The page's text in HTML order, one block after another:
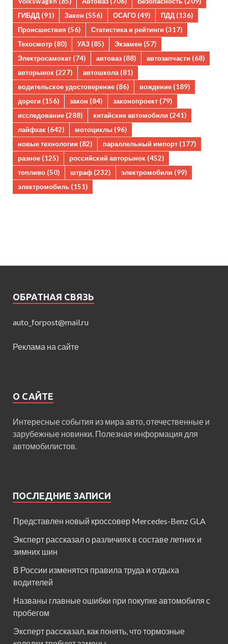
ГИБДД (91) Закон (556) ОСАГО (49) ПДД (136)
Происшествия (56) Статистика и рейтинги (317)
Техосмотр (80) УАЗ (85) Экзамен (57)
Электросамокат (74) автоваз (88) автозапчасти (68)
авторынок (227) автошкола(81)
водительское удостоверение (86) вождение (189)
дороги (156) закон (84) законопроект (79)
исследование (288) китайские автомобили (241)
лайфхак (642) мотоциклы (96)
новые технологии (82) параллельный импорт (177)
разное (125) российский авторынок (452)
топливо (50) штраф (232) электромобили (99)
электромобиль (151)
ОБРАТНАЯ СВЯЗЬ
auto_forpost@mail.ru
Реклама на сайте
О САЙТЕ
Интересные события из мира авто, отечественные и
зарубежные новинки. Полезная информация для
автомобилистов.
ПОСЛЕДНИЕ ЗАПИСИ
Представлен новый кроссовер Mercedes-Benz GLA
Эксперт рассказал о различиях в составе летних и
зимних шин
В России изменятся правила труда и отдыха
водителей
Названы главные ошибки при покупке автомобиля с
пробегом
Эксперт рассказал, как понять, что тормозные